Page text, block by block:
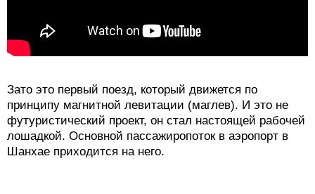
Зато это первый поезд, который движется по
принципу магнитной левитации (маглев). И это не
футуристический проект, он стал настоящей рабочей
лошадкой. Основной пассажиропоток в аэропорт в
Шанхае приходится на него.